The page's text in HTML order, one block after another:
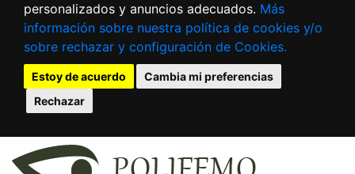
personalizados y anuncios adecuados. Más
información sobre nuestra política de cookies y/o
sobre rechazar y configuración de Cookies.
Estoy de acuerdo
Cambia mi preferencias
Rechazar